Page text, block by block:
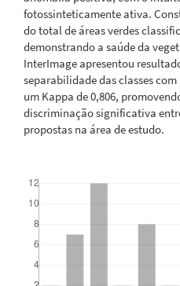
fotossinteticamente ativa.
do total de áreas verdes
demonstrando a saúde da
InterImage apresentou
separabilidade das classes
um Kappa de 0,806,
discriminação significativa
propostas na área de estudo.